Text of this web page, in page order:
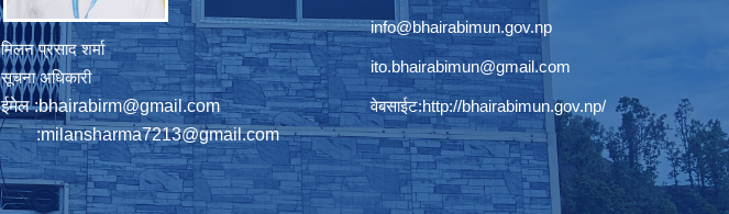
मिलन प्रसाद शर्मा
सूचना अधिकारी
ईमेल :bhairabirm@gmail.com
:milansharma7213@gmail.com
info@bhairabimun.gov.np
ito.bhairabimun@gmail.com
वेबसाईट:http://bhairabimun.gov.np/